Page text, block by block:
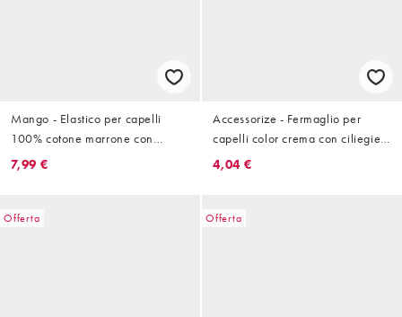
Mango - Elastico per capelli
100% cotone marrone con
borchie
7,99 €
Accessorize - Fermaglio per
capelli color crema con ciliegie
3D
4,04 €
Offerta Offerta